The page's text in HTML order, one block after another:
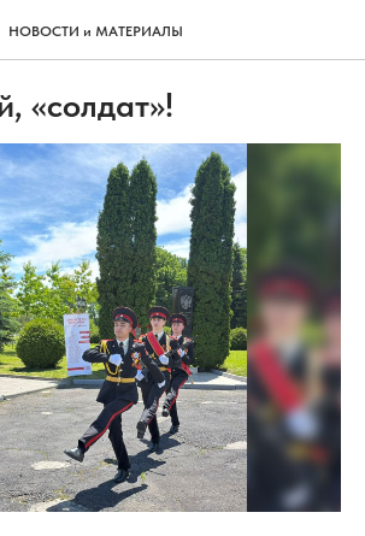
НОВОСТИ и МАТЕРИАЛЫ
«солдат»!